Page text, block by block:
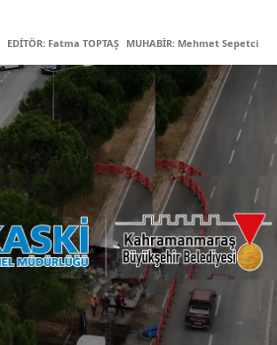
EDİTÖR: Fatma TOPTAŞ MUHABİR: Mehmet Sepetci